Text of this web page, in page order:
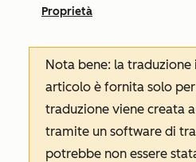
Proprietà
Nota bene: la
articolo è fornita solo
traduzione viene creata
tramite un software di
potrebbe non essere